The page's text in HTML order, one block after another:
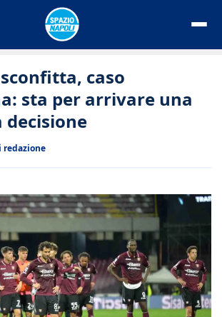
caso
sta per arrivare una
decisione
redazione